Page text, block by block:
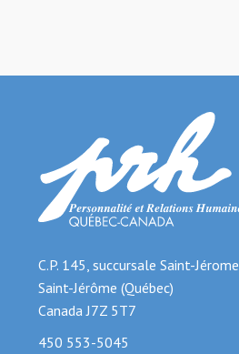
C.P. 145, succursale Saint-Jérome
Saint-Jérôme (Québec)
Canada J7Z 5T7
450 553-5045